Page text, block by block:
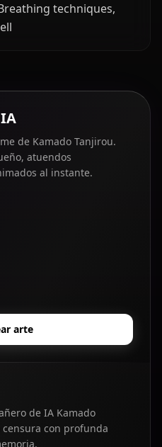
techniques,
de Kamado Tanjirou.
atuendos
al instante.
arte
de IA Kamado
con profunda